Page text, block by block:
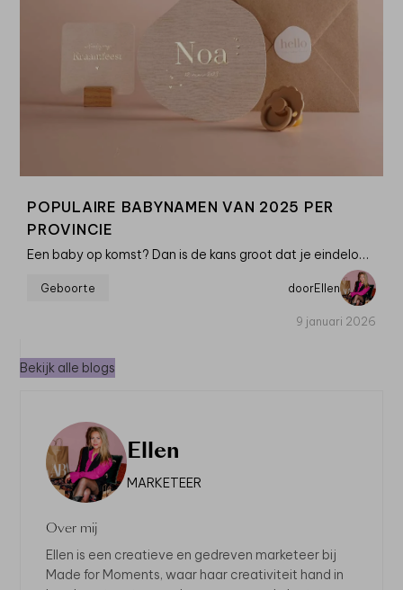
POPULAIRE BABYNAMEN VAN 2025 PER
PROVINCIE
Een baby op komst? Dan is de kans groot dat je eindeloos lijstjes maakt
Geboorte doorEllen
9 januari 2026
Bekijk alle blogs
Ellen
MARKETEER
Over mij
Ellen is een creatieve en gedreven marketeer bij
Made for Moments, waar haar creativiteit hand in